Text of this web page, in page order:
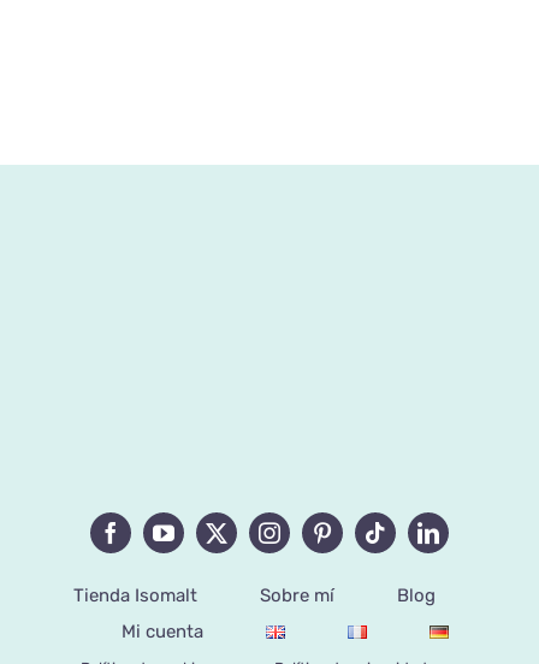
Tienda Isomalt Sobre mí
Blog
Mi cuenta